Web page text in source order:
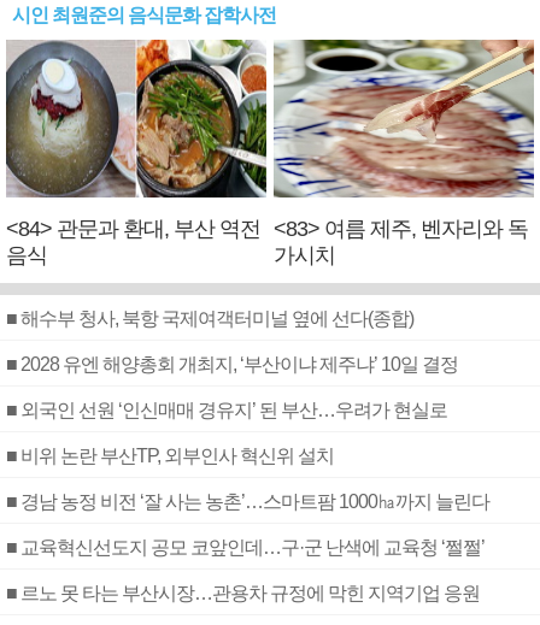
시인 최원준의 음식문화 잡학사전
<84> 관문과 환대, 부산 역전
음식
<83> 여름 제주, 벤자리와 독
가시치
■ 해수부 청사, 북항 국제여객터미널 옆에 선다(종합)
■ 2028 유엔 해양총회 개최지, ‘부산이냐 제주냐’ 10일 결정
■ 외국인 선원 ‘인신매매 경유지’ 된 부산…우려가 현실로
■ 비위 논란 부산TP, 외부인사 혁신위 설치
■ 경남 농정 비전 ‘잘 사는 농촌’…스마트팜 1000㏊까지 늘린다
■ 교육혁신선도지 공모 코앞인데…구·군 난색에 교육청 ‘쩔쩔’
■ 르노 못 타는 부산시장…관용차 규정에 막힌 지역기업 응원